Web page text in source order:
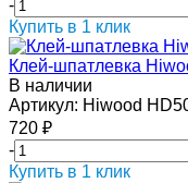
-
Купить в 1 клик
Клей-шпатлевка
В наличии
Артикул: Hiwood
720 ₽
-
Купить в 1 клик